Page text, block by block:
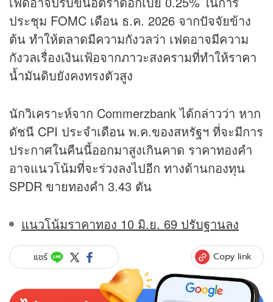
ประชุม FOMC เดือน ธ.ค. 2026 จากปัจจัยข้าง
ต้น ทำให้ตลาดมีความกังวลว่า เฟดอาจมีความ
กังวลเรื่องเงินเฟ้อจากภาวะสงครามที่ทำให้ราคา
น้ำมันดิบยังคงทรงตัวสูง
นักวิเคราะห์จาก Commerzbank ได้กล่าวว่า หาก
ดัชนี CPI ประจำเดือน พ.ค.ของสหรัฐฯ ที่จะมีการ
ประกาศในคืนนี้ออกมาสูงเกินคาด ราคาทองคำ
อาจแนวโน้มที่จะร่วงลงไปอีก ทางด้านกองทุน
SPDR ขายทองคำ 3.43 ตัน
แนวโน้มราคาทอง 10 มิ.ย. 69 ปรับฐานลง
แชร์ Copy link